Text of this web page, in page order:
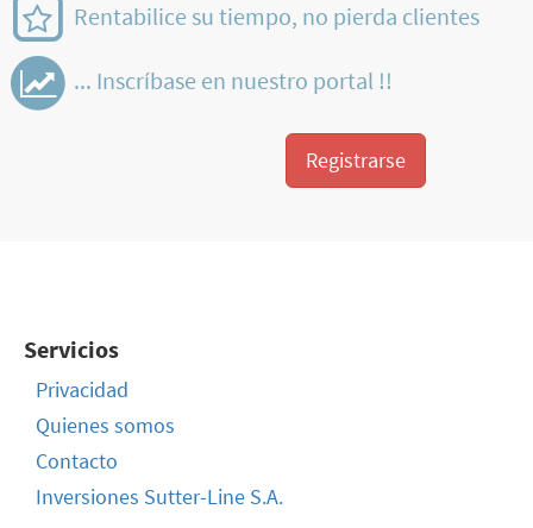
Rentabilice su tiempo, no pierda clientes
... Inscríbase en nuestro portal !!
Registrarse
Servicios
Privacidad
Quienes somos
Contacto
Inversiones Sutter-Line S.A.